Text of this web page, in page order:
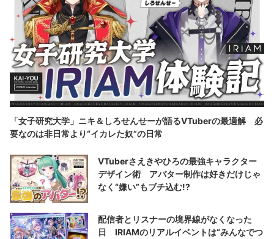
「女子研究大学」ニキ＆しろせんせーが語るVTuberの最適解 必
要なのは非日常より“イカレた奴”の日常
VTuberさえきやひろの最強キャラクター
デザイン術 アバター制作は好きだけじゃ
なく“嫌い”もブチ込む!?
配信者とリスナーの境界線がなくなった
日 IRIAMのリアルイベントは“みんなでつ